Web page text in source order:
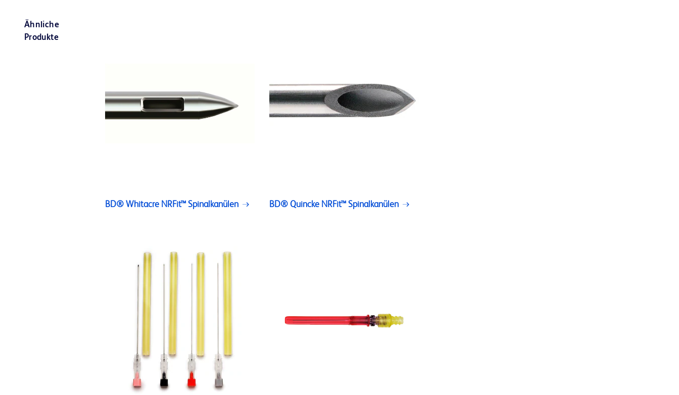
Ähnliche
Produkte
BD® Whitacre NRFit™ Spinalkanülen BD® Quincke NRFit™ Spinalkanülen